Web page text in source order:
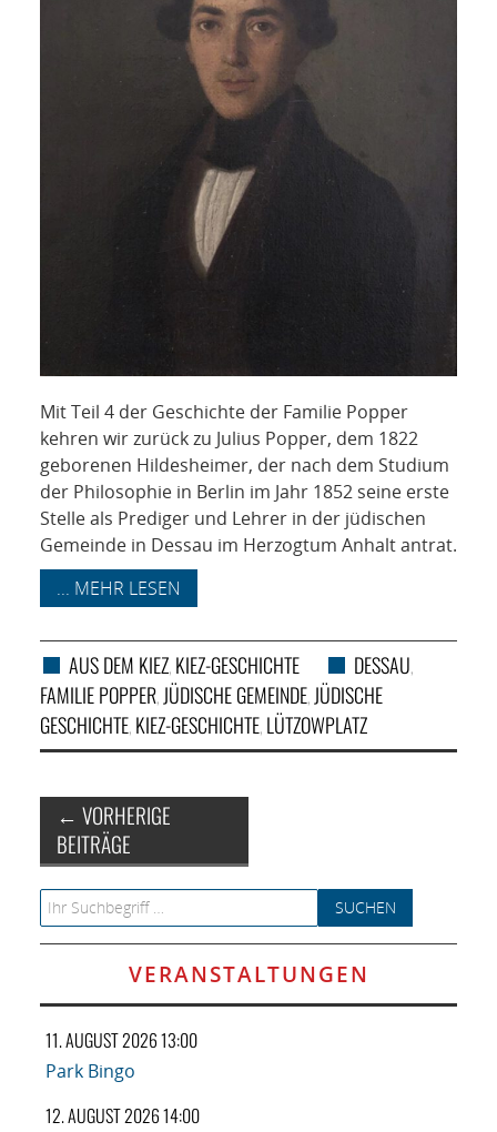
Mit Teil 4 der Geschichte der Familie Popper
kehren wir zurück zu Julius Popper, dem 1822
geborenen Hildesheimer, der nach dem Studium
der Philosophie in Berlin im Jahr 1852 seine erste
Stelle als Prediger und Lehrer in der jüdischen
Gemeinde in Dessau im Herzogtum Anhalt antrat.
... MEHR LESEN
AUS DEM KIEZ, KIEZ-GESCHICHTE DESSAU,
FAMILIE POPPER, JÜDISCHE GEMEINDE, JÜDISCHE
GESCHICHTE, KIEZ-GESCHICHTE, LÜTZOWPLATZ
Artikel-Navigation
← VORHERIGE
BEITRÄGE
Search for:
VERANSTALTUNGEN
11. AUGUST 2026 13:00
Park Bingo
12. AUGUST 2026 14:00